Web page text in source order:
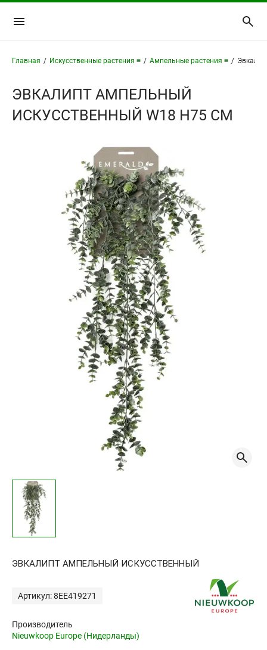
Главная / Искусственные растения ≡ / Ампельные растения ≡ /
ЭВКАЛИПТ АМПЕЛЬНЫЙ
ИСКУССТВЕННЫЙ W18 H75 СМ
ЭВКАЛИПТ АМПЕЛЬНЫЙ ИСКУССТВЕННЫЙ
Артикул: 8EE419271
Производитель
Nieuwkoop Europe (Нидерланды)